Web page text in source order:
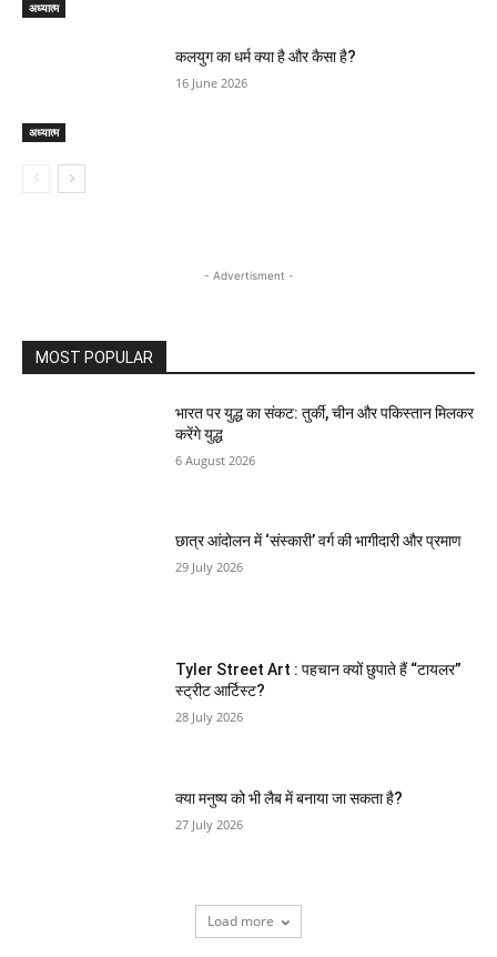
अध्यात्म
अध्यात्म
कलयुग का धर्म क्या है और कैसा है?
16 June 2026
- Advertisment -
MOST POPULAR
भारत पर युद्ध का संकट: तुर्की, चीन और पकिस्तान मिलकर
करेंगे युद्ध
6 August 2026
छात्र आंदोलन में ‘संस्कारी’ वर्ग की भागीदारी और प्रमाण
29 July 2026
Tyler Street Art : पहचान क्यों छुपाते हैं “टायलर”
स्ट्रीट आर्टिस्ट?
28 July 2026
क्या मनुष्य को भी लैब में बनाया जा सकता है?
27 July 2026
Load more